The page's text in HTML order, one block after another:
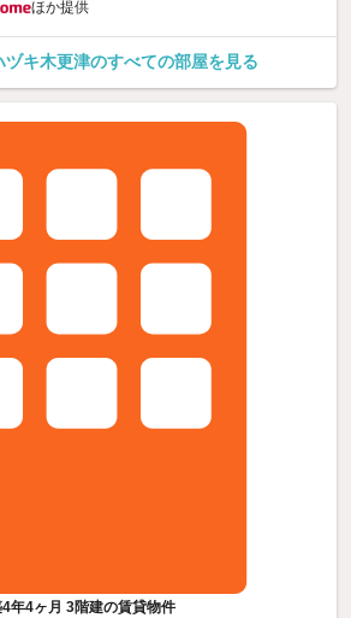
ほか提供
ヅキ木更津のすべての部屋を見る
年4ヶ月 3階建の賃貸物件